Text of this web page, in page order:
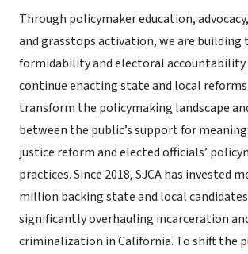
Through policymaker education,
and grasstops activation, we are
formidability and electoral accountability
continue enacting state and local
transform the policymaking landscape
between the public’s support for
justice reform and elected officials’
practices. Since 2018, SJCA has invested
million backing state and local
significantly overhauling incarceration
criminalization in California. To shift the